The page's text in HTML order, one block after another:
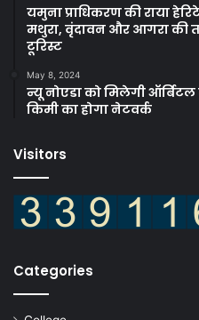
यमुना प्राधिकरण की राया
मथुरा, वृंदावन और आगरा की
टूरिस्ट
May 8, 2024
न्यू नोएडा को मिलेगी
किमी का होगा नेटवर्क
Visitors
Categories